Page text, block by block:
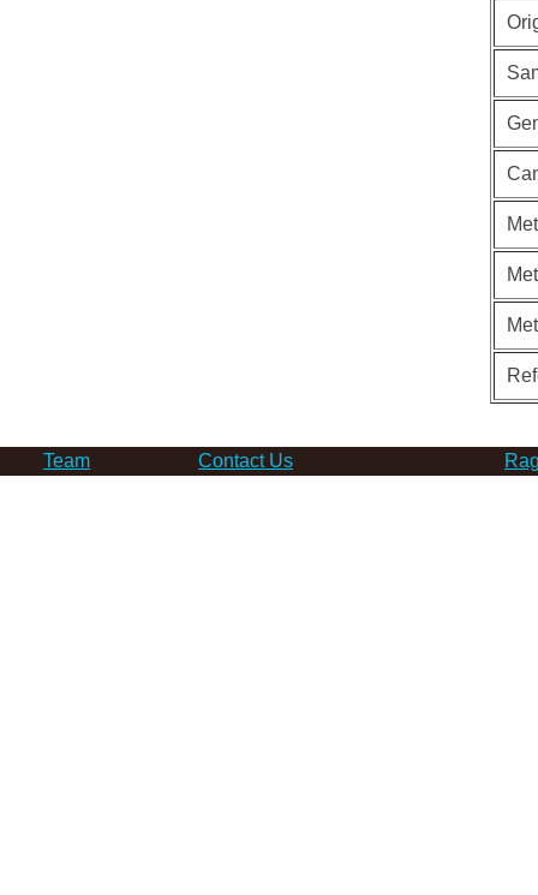
Team Contact Us